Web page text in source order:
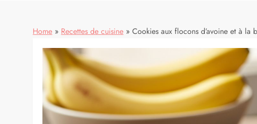
Home » Recettes de cuisine » Cookies aux flocons d’avoine et à la